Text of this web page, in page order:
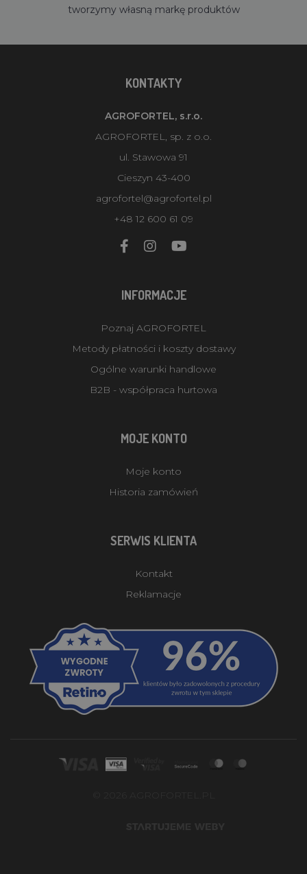
tworzymy własną markę produktów
KONTAKTY
AGROFORTEL, s.r.o.
AGROFORTEL, sp. z o.o.
ul. Stawowa 91
Cieszyn 43-400
agrofortel@agrofortel.pl
+48 12 600 61 09
INFORMACJE
Poznaj AGROFORTEL
Metody płatności i koszty dostawy
Ogólne warunki handlowe
B2B - współpraca hurtowa
MOJE KONTO
Moje konto
Historia zamówień
SERWIS KLIENTA
Kontakt
Reklamacje